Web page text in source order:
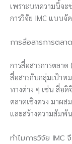
เพราะบทความนี้จะ
การวิจัย IMC แบบจั
การสื่อสารการตลา
การสื่อสารการตลา
สื่อสารกับกลุ่มเป้าห
ทางต่าง ๆ เช่น สื่อ
ตลาดเชิงตรง มาผ
และสร้างความสัมพั
ทำไมการวิจัย IMC